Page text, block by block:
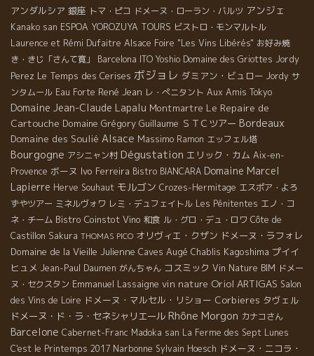
種甘ハム）の盛り合わせを食べる客が多いんだ。このワインはピ
ッタリだよ。 ミネラル感と果実味、フレッシュな酸、旨味と塩っ
ぽさ、あらゆる意味で完璧なワインだ！しかもハートを感じるワ
インだ。』 ヴァレット・レポート流石ダヴィドだ。ナンバー１に
ヴァレットを選ぶとは素晴らしい。私自信も白ワインでベスト３
にこのヴァレットが入るほど品質の高さを認めている。ここでち
ょっとヴァレットをレポートしよう。マコン地区では早くからビ
オ栽培を始めた一人。シャントレ丘の斜面に畑と醸造所を構えて
いる。ヴァレットのシャルドネはブルゴーニュでは絶対にでない
で独特なミネラル感を備えている。 ヴァレット独特のミネラル感
それはヴァレットの葡萄木の根っこが、地中深く伸びてロッシュ
メールと云われる太古の昔、海底だった岩盤まで達しているから
だ。根っこが太古の昔の岩盤エネルギーを吸い上げてくれる。 だ
からここのワインのミネラル感は特別なスタイルをもっている。
勿論、自然酵母のみで樽内発酵をさせている。発酵を促進させる
ようなテクニックは一切使わない自然発酵だ。だからアルコール
発酵が１年、２年間かかるワインも時々存在する。大変なリスク
を覚悟で自然醸造を実行している。フカフカの畑から取れる葡萄
は自然力が高いのでリスク回避できる。 そして、何よりフィリッ
プのワイン造りにかける情熱は偉大だ。 ワインの偉大さは造る人
間の偉大さに比例する。ガッシリとした体格と同じくらい強い信
念と精神力の強さをもっている。まるで彼が造るワインと同じよ
うな安定感を感じる。多くの人に愛されているフィリップとヴァ
イン以外にもミュスカのランシオに挑戦しました！ いつでも人
が大勢で賑やかなブースです！ その隣には静かめなジャン・モー
ペルチュさん （オーヴェルニュ地方） シャイで口数が少ないです
が、彼のワインはとてもエレガント！人静かな性格が、ワインの
中にも眠っていました！ フェルム・サン・マルタンのギーさんと
息子のトマ （ローヌ地方） 息子さんもワイン造りに積極的に参加
して以来、より爽やかで華やかなワインに！ とにかく昔よりは飲
みやすく、パワーアップしています！ クロ・レオニンヌのステフ
ァンさんとセバアスティアン。 （ルシヨン地方） セバスティアン
は隠れキャラだったのか、初めてお会いしました・・・がとにか
く面白い！ 今年はよりフレッシュ感を保つために、通常より一週
間前に収穫を開始！すると・・・2009年は去年とは全然比べ物に
はなっておりません！とてもフレッシュで飲みやすくなっており
ます！ 夜はこの会場で巨大ディナー！生産者も皆マグナムをテー
ブルに飾り、とても賑やかな夜ご飯がスタート！ 次々に出てくる
料理は最高な食材を使ったヘルシー料理。 前菜にトピナンブール
のスープにフォア・グラのブロックが入ったもの、そして大きい
ホタテのスペシャル炒め、最後にはマッシュ・ポテトと白身魚を
煮込んだ温まる家庭料理でお腹も満腹！ その間にオーケストラが
侵入！3人が吹くトランペットは会場を一瞬にして盛り上げ、そし
て舞台ではロックやカントリーの生ライブ！ 私達はその後、明日
も続く試飲会を考えこのパーティー会場を後にしましたが、フェ
ットは朝の5時まで続いたそうです・・・皆元気！
アンダルシア 銀座 トマ・ピコ ドメーヌ・ローラン・バルツ アンジェ
Kanako san ESPOA YOROZUYA TOURS ビストロ・モンマルトル
Laurence et Rémi Dufaitre Alsace Foire "Les Vins Libérés" お好み焼
き・きじ「さんて寛」
Barcelona ITO Yoshio Domaine des Griottes Jordy
Perez Le Temps des Cerises ボジョレ ダミアン・ビュロー Jordy サ
ンタムール Eau Forte René Jean レ・ぺニタント Aux Amis Tokyo
Domaine Jean-Claude Lapalu Montmartre Le Repaire de
Cartouche Domaine Grégory Guillaume ＳＴＣツアー Bordeaux
Domaine des Soulié Alsace Massimo Ramon エッフェル塔
Bourgogne アシニャン村 Dégustation エリック・カム Aix-en-
Provence ボーヌ Ivo Ferreira Bistro BIANCARA Domaine Marcel
Lapierre Herve Souhaut モルゴン Crozes-Hermitage エスポア・よろ
ずやツアー ミネルヴォワ レミ・デュフェイトル Les Pénitentes エノ・コ
ネ・チーム Bistro Coinstot Vino 和食 ル・グロ・デュ・ロワ Côte de
Castillon Sakura THOMAS PICO オリヴィエ・クザン ドメーヌ・ラフォレ
Domaine de la Vieille Julienne Caves Augé Chablis Kagoshima プイイ
ヒュメ Jean-Paul Daumen がんちゃん コスミック Vin Nature BIM ドメー
ヌ・セクスタン Emmanuel Lassaigne vin nature Oriol ARTIGAS Salon
des Vins de Loire ドメーヌ・マルセル・リショー Corbieres タヴェル
ドメーヌ・ド・ラ・セネシャリエール Rhône Morgon カナコさん
Barcelone Cabernet-Franc Madoka san La Ferme des Sept Lunes
C'est le Printemps 2017 Narbonne Sylvain Hoesch ドメーヌ・ニコラ・